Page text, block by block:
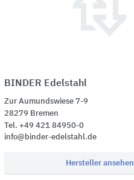
BINDER Edelstahl
Zur Aumundswiese 7-9
28279 Bremen
Tel. +49 421 84950-0
info@binder-edelstahl.de
Hersteller ansehen